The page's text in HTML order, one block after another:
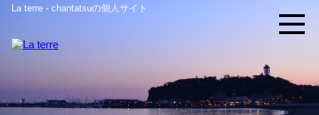
La terre - chantatsuの個人サイト